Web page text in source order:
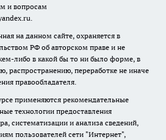
и вопросам
на данном сайте, охраняется в
РФ об авторском праве и не
либо в какой бы то ни было форме, в
распространению, переработке не иначе
правообладателя.
применяются рекомендательные
технологии предоставления
систематизации и анализа сведений,
пользователей сети "Интернет",